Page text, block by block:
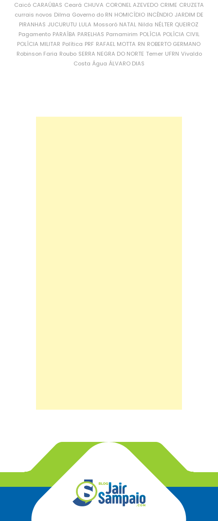
Caicó CARAÚBAS Ceará CHUVA CORONEL AZEVEDO CRIME CRUZETA
currais novos Dilma Governo do RN HOMICÍDIO INCÊNDIO JARDIM DE
PIRANHAS JUCURUTU LULA Mossoró NATAL Nilda NÉLTER QUEIROZ
Pagamento PARAÍBA PARELHAS Parnamirim POLÍCIA POLÍCIA CIVIL
POLÍCIA MILITAR Política PRF RAFAEL MOTTA RN ROBERTO GERMANO
Robinson Faria Roubo SERRA NEGRA DO NORTE Temer UFRN Vivaldo
Costa Água ÁLVARO DIAS